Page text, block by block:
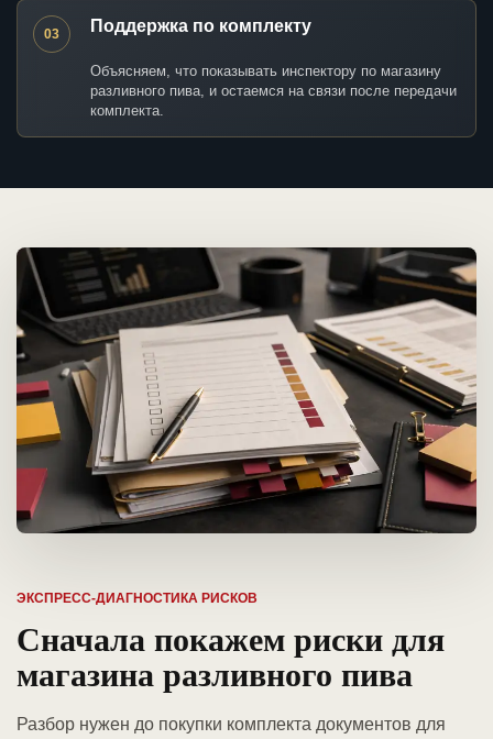
03 Поддержка по комплекту
Объясняем, что показывать инспектору по магазину
разливного пива, и остаемся на связи после передачи
комплекта.
ЭКСПРЕСС-ДИАГНОСТИКА РИСКОВ
Сначала покажем риски для
магазина разливного пива
Разбор нужен до покупки комплекта документов для